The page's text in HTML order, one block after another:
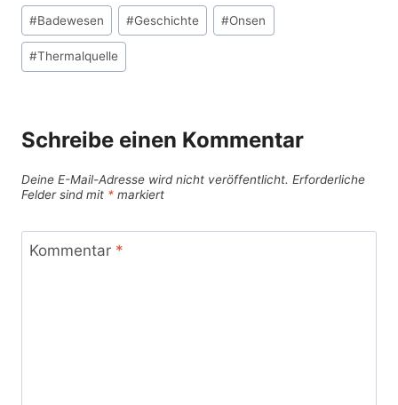
Schlagworte:
#Badewesen #Geschichte #Onsen
#Thermalquelle
Schreibe einen Kommentar
Deine E-Mail-Adresse wird nicht veröffentlicht. Erforderliche
Felder sind mit * markiert
Kommentar *